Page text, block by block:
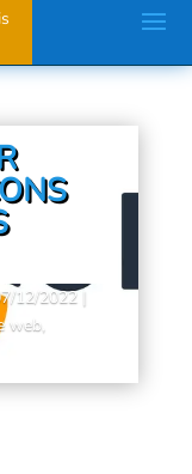
12/2022 |
web,